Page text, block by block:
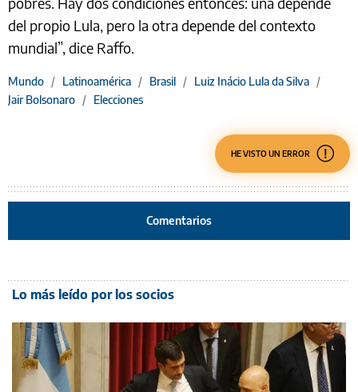
del propio Lula, pero la otra depende del contexto
mundial”, dice Raffo.
Mundo / Latinoamérica / Brasil / Luiz Inácio Lula da Silva /
Jair Bolsonaro / Elecciones
HE VISTO UN ERROR
Comentarios
Lo más leído por los socios